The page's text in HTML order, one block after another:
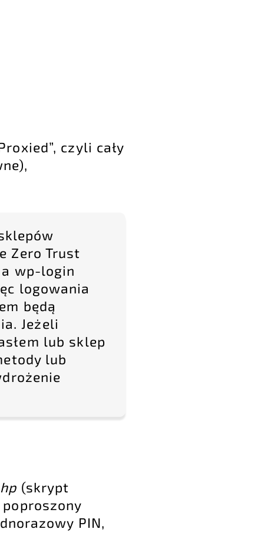
czyli cały
Zero Trust
wp-login
logowania
będą
Jeżeli
lub sklep
lub
(skrypt
PIN,